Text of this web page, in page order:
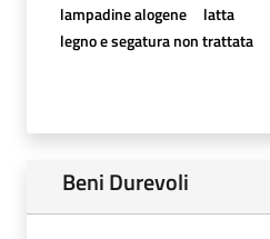
lampadine alogene
latta
legno e segatura non trattata
Beni Durevoli